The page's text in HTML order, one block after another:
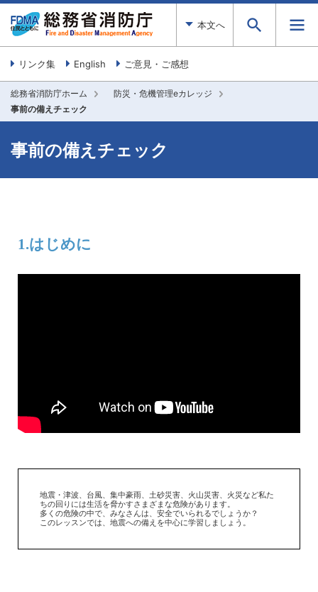
本文へ
リンク集 English ご意見・ご感想
総務省消防庁ホーム
防災・危機管理eカレッジ
事前の備えチェック
事前の備えチェック
1.はじめに
地震・津波、台風、集中豪雨、土砂災害、火山災害、火災など私た
ちの回りには生活を脅かすさまざまな危険があります。
多くの危険の中で、みなさんは、安全でいられるでしょうか？
このレッスンでは、地震への備えを中心に学習しましょう。